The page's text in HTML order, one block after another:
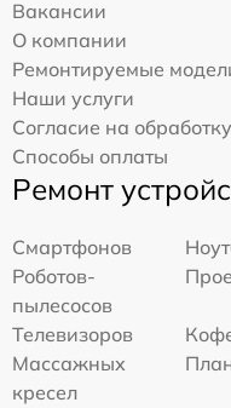
Вакансии
О компании
Ремонтируемые
Наши услуги
Согласие на
Способы оплаты
Ремонт
Смартфонов
Роботов-
пылесосов
Телевизоров
Массажных
кресел